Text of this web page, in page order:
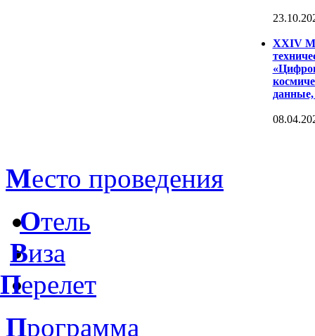
XXIV
данные,
Место проведения
Отель
Виза
Перелет
Программа